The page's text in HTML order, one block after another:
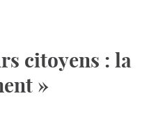
citoyens : la
»